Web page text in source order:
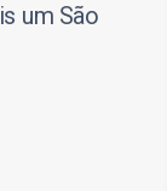
um São